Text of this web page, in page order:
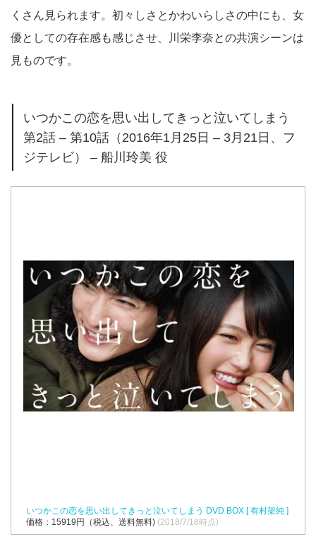
くさん見られます。初々しさとかわいらしさの中にも、女
優としての存在感も感じさせ、川栄李奈との共演シーンは
見ものです。
いつかこの恋を思い出してきっと泣いてしまう
第2話 – 第10話（2016年1月25日 – 3月21日、フ
ジテレビ） – 船川玲美 役
いつかこの恋を思い出してきっと泣いてしまう DVD BOX [ 有村架純 ]
価格：15919円（税込、送料無料) (2018/7/18時点)